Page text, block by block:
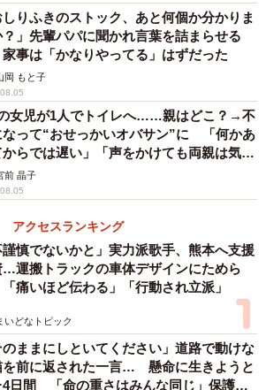
するならともかく、その他の人が口を
く思います。3月生まれの方も、3月
つ親も、そんな偏見に負けず、めい
歩んでいきましょう！という気持ちで
、「わたし3月生まれだけど大変な思い
デリカシーなさすぎでしょ」「頑張っ
ちに対して、産んだ方に対して失礼」
葉が投稿されています。
しりふきのストック、あと何個か分かりま
」先輩パパに聞かれ言葉を詰まらせる
事は「かなりやってる」はずだった
岡 もと子
女児が1人でトイレへ……親はどこ？→不
なって“おせっかいオバサン”に 「何かあ
からでは遅い」「声をかけても両親は気づ
ま」
前 晶子
アクセスランキング
謹慎でないかと」実力派歌手、熊本へ支援
…運搬トラックの車体デザインにためら
痛いほど伝わる」「行動され立派」
いどなトピック
のままにしといてください」道路で動けな
を前に返された一言… 懸命に生きようと
4日間 「命の重さはみんな同じ」保護団